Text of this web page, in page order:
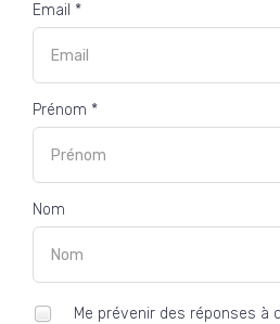
Email *
Prénom *
Nom
Me prévenir des réponses à